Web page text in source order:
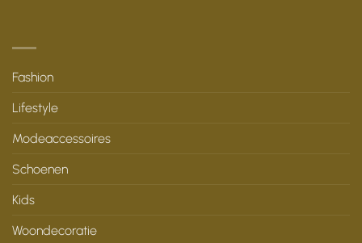
Fashion
Lifestyle
Modeaccessoires
Schoenen
Kids
Woondecoratie